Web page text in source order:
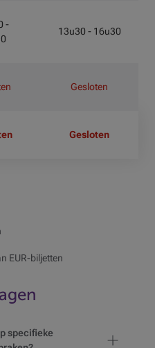
-
13u30 - 16u30
Gesloten
Gesloten
EUR-biljetten
specifieke